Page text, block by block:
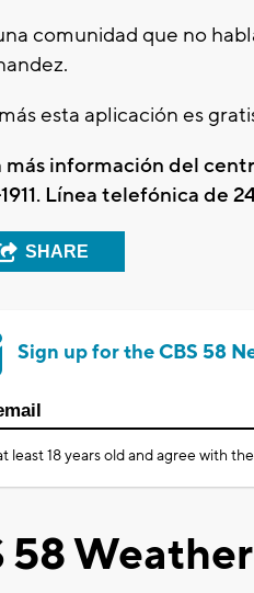
comunidad que no
esta aplicación es
más información del
Línea telefónica de
SHARE
Sign up for the CBS 58
least 18 years old and agree with the
58